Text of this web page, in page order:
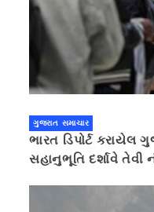
ગુજરાત સમાચાર
ભારત ડિપોર્ટ કરાયેલ
સહાનુભૂતિ દર્શાવે